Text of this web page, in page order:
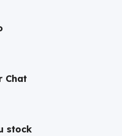
Chat
stock